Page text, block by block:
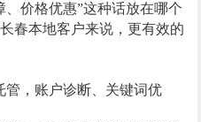
价格优惠”这种话放在哪个
春本地客户来说，更有效的
，账户诊断、关键词优